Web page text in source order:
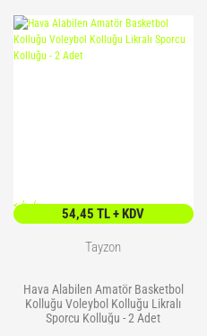
</> />
54,45 TL + KDV
Tayzon
Hava Alabilen Amatör Basketbol
Kolluğu Voleybol Kolluğu Likralı
Sporcu Kolluğu - 2 Adet